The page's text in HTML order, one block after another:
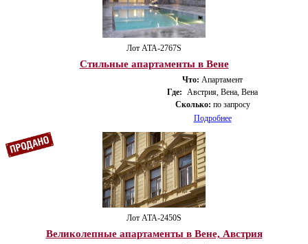
Лот ATA-2767S
Стильные апартаменты в Вене
Что: Апартамент
Где: Австрия, Вена, Вена
Сколько: по запросу
Подробнее
Лот ATA-2450S
Великолепные апартаменты в Вене, Австрия